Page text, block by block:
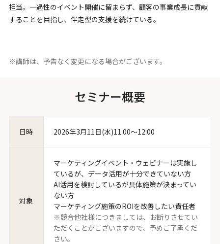
担当。一過性のイベント開催に留まらず、顧客の事業成長に貢献
することを目指し、伴走型の支援を続けている。
※講師は、予告なく変更になる場合がございます。
セミナー概要
日時 2026年3月11日(水)11:00～12:00
対象
マーケティングイベント・ウェビナーは実施し
ているが、データ活用が十分できていない方
AI活用を検討しているが具体施策が決まってい
ない方
マーケティング施策のROIを改善したい責任者
※競合他社様につきましては、お断りさせてい
ただくことがございますので、予めご了承くだ
さい。